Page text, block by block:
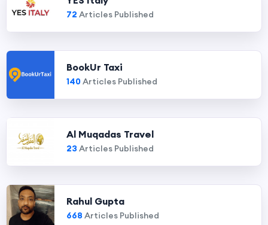
72 Articles Published
BookUr Taxi
140Articles Published
Al Muqadas Travel
23 Articles Published
Rahul Gupta
668 Articles Published